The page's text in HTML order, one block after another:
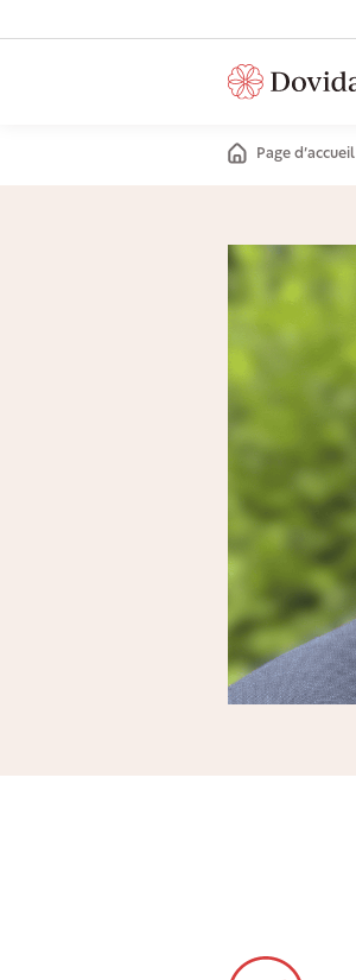
Page d’accueil